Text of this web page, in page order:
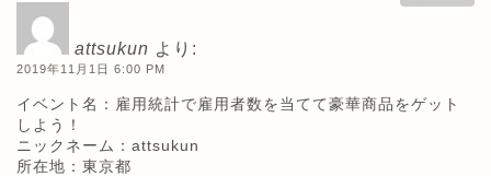
attsukun より:
2019年11月1日 6:00 PM
イベント名：雇用統計で雇用者数を当てて豪華商品をゲット
しよう！
ニックネーム：attsukun
所在地：東京都